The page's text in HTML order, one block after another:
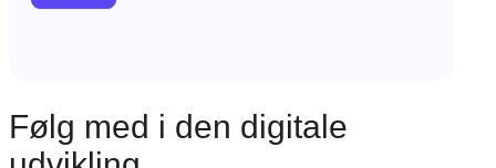
Følg med i den digitale